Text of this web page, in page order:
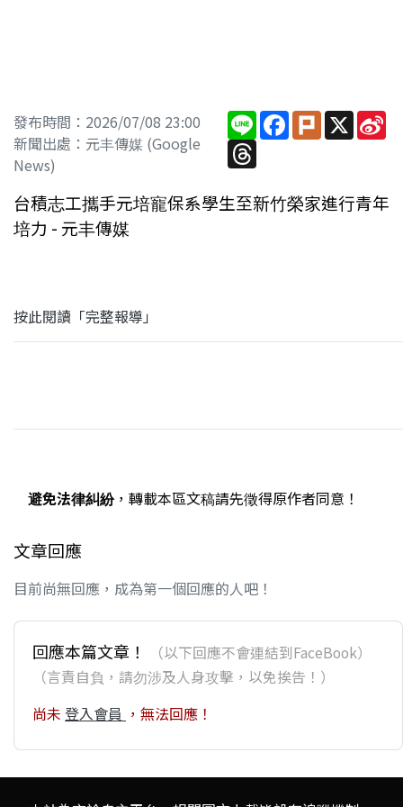
發布時間：2026/07/08 23:00
新聞出處：元丰傳媒 (Google
News)
Line Facebook
PlurkX
Threads
台積志工攜手元培寵保系學生至新竹榮家進行青年
培力 - 元丰傳媒
按此閱讀「完整報導」
避免法律糾紛，轉載本區文稿請先徵得原作者同意！
文章回應
目前尚無回應，成為第一個回應的人吧！
回應本篇文章！
（以下回應不會連結到FaceBook）
（言責自負，請勿涉及人身攻擊，以免挨告！）
尚未 登入會員 ，無法回應！